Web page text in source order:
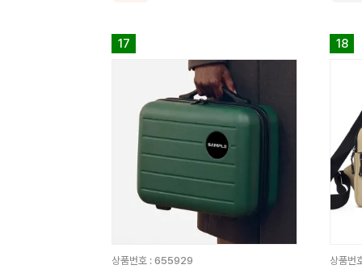
17
상품번호 : 655929
18
상품번